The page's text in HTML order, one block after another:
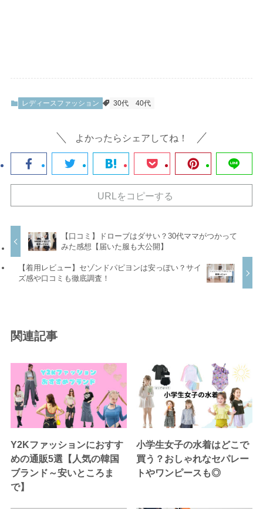
レディースファッション 30代 40代
よかったらシェアしてね！
URLをコピーする
【口コミ】ドローブはダサい？30代ママがつかって
みた感想【届いた服も大公開】
【着用レビュー】セゾンドパピヨンは安っぽい？サイ
ズ感や口コミも徹底調査！
関連記事
Y2Kファッションにおすす
めの通販5選【人気の韓国
ブランド～安いところま
で】
小学生女子の水着はどこで
買う？おしゃれなセパレー
トやワンピースも◎